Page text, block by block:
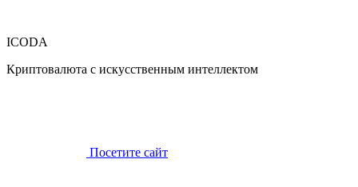
ICODA
Криптовалюта с искусственным интеллектом
Посетите сайт